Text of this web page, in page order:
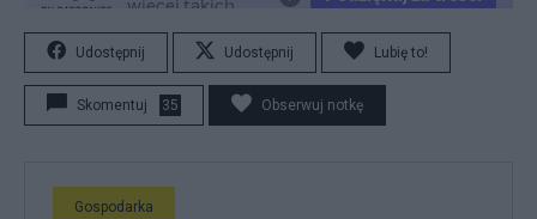
Udostępnij Udostępnij Lubię to!
Skomentuj 35 Obserwuj notkę
Gospodarka